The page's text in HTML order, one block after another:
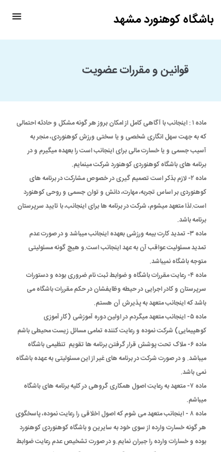
باشگاه کوهنورد مشهد
قوانین و مقررات عضویت
ماده ۱ : اینجانب با آگاهی کامل از امکان بروز هر گونه مشکل و حادثه احتمالی
که به جهت سهل انگاری شخصی و یا سختی ورزش کوهنوردی، منجر به
آسیب جسمی و یا خسارت مالی برای اینجانب است را بعهده میگیرم و در
برنامه های باشگاه کوهنوردی کوهنورد شرکت مینمایم.
ماده ۲- لازم بذکر است تصمیم گیری در خصوص مشارکت در برنامه های
کوهنوردی بر اساس تجربه، مهارت، دانش و توان جسمی و روحی کوهنورد
است.لذا متعهد میشوم، شرکت در برنامه ها برای اینجانب،‌ با تایید سرپرستان
برنامه باشد.
ماده ۳- تمدید کارت بیمه ورزشی بعهده اینجانب میباشد و در صورت عدم
تمدید مسئولیت عواقب آن به عهد اینجانب است.و هیچ گونه مسئولیتی
متوجه باشگاه نمیباشد.
ماده ۴- رعایت مقررات باشگاه و ضوابط ثبت نام ضروری بوده و دستورات
سرپرستان و کادر اجرایی در حیطه وظایفشان در حکم مقررات باشگاه می
باشد که اینجانب متعهد به پذیرش آن هستم.
ماده ۵- اینجانب متعهد میگردم در اولین دوره آموزشی (کار آموزی
کوهپیمایی) شرکت نموده و رعایت کننده تمامی مسائل زیست محیطی باشم
ماده ۶- ملاک تحت پوشش قرار گرفتن برنامه ها تقویم تنظیمی باشگاه
میباشد. و در صورت شرکت در برنامه های غیر از این مسئولیتی به عهده باشگاه
نمی باشد.
ماده ۷- متعهد به رعایت اصول همکاری گروهی در کلیه برنامه های باشگاه
میباشم.
ماده ۸ - اینجانب متعهد می شوم که اصول اخلاقی را رعایت نموده، پاسخگوی
هر گونه خسارت وارده از سوی خود به سایرین و باشگاه کوهنوردی کوهنورد
بوده و خسارات وارده را جبران نمایم.و در صورت تشخیص عدم رعایت ضوابط